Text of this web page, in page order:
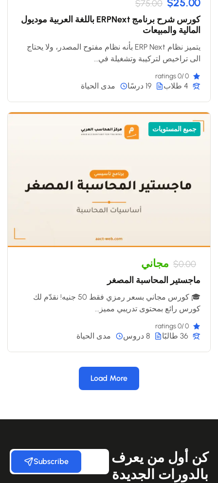
$75.00
كورس شرح برنامج ERPNext باللغة العربية موديول
المالية والمبيعات
يتميز نظام ERP Next بأنه نظام مفتوح المصدر، ولا يحتاج
الى تراخيص لتركيبة وتشغيلة في...
0
/0 ratings
4 طلاب 19 درسًا مدى الحياة
جميع المستويات
$0.00 مجاني
ماجستير المحاسبة المصغر
🎓 كورس مجاني بسعر رمزي فقط 50 جنيه! نقدّم لك
كورس رائع بمحتوى تدريبي مميز...
0
/0 ratings
36 طالبًا 8 دروس مدى الحياة
Load More
كن أول من يعرف
بالدورات الجديدة
Subscribe